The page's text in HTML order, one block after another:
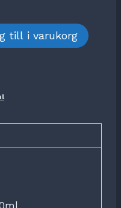
till i varukorg